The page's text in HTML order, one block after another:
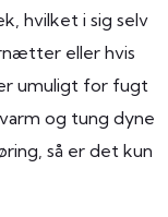
hvilket i sig selv
eller hvis
umuligt for fugt
og tung dyne
så er det kun